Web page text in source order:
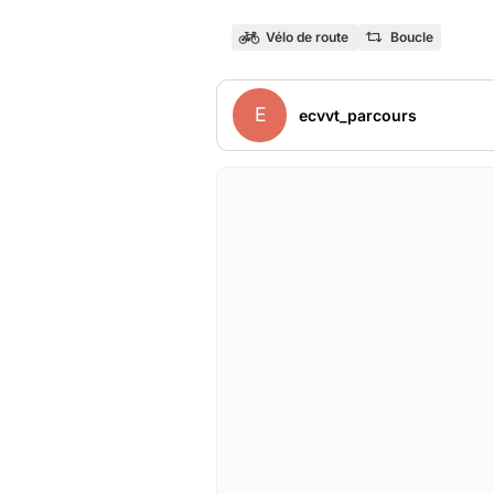
Vélo de route Boucle
E ecvvt_parcours